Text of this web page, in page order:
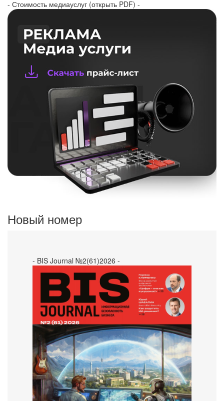
- Стоимость медиауслуг (открыть PDF) -
Новый номер
- BIS Journal №2(61)2026 -